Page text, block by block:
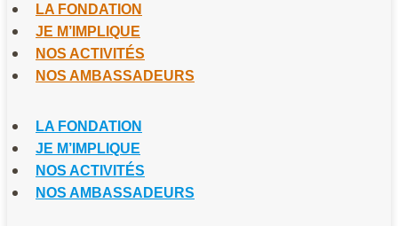
LA FONDATION
JE M’IMPLIQUE
NOS ACTIVITÉS
NOS AMBASSADEURS
LA FONDATION
JE M’IMPLIQUE
NOS ACTIVITÉS
NOS AMBASSADEURS